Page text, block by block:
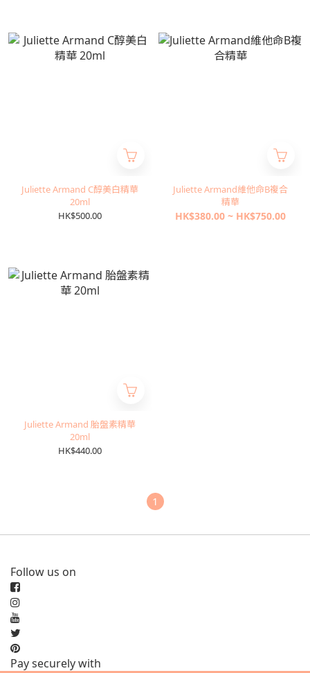
Juliette Armand C醇美白精華
20ml
HK$500.00
Juliette Armand維他命B複合
精華
HK$380.00 ~ HK$750.00
Juliette Armand 胎盤素精華
20ml
HK$440.00
1
Follow us on
Pay securely with